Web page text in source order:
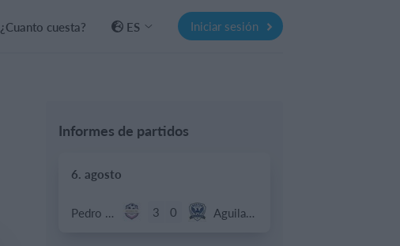
¿Cuanto cuesta? ES Iniciar sesión
Informes de partidos
6. agosto
Pedro Pe 3 0 Aguilas Boston College